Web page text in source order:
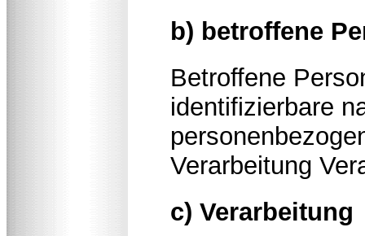
b) betroffene
Betroffene
identifizierbare
Verarbeitung
c) Verarbeitung